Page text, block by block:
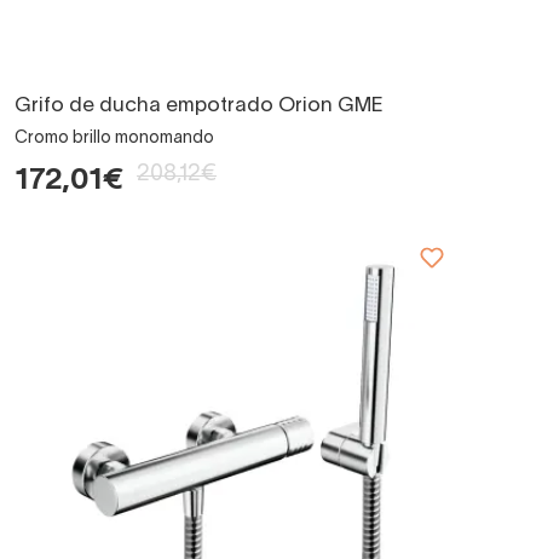
Grifo de ducha empotrado Orion GME
Cromo brillo monomando
172,01€ 208,12€